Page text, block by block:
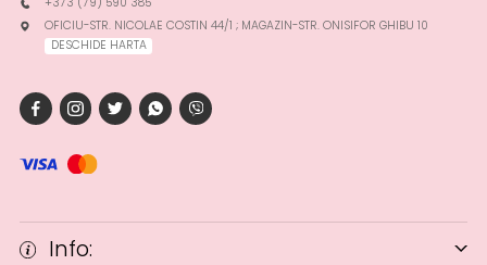
OFICIU-STR. NICOLAE COSTIN 44/1 ; MAGAZIN-STR. ONISIFOR GHIBU 10
DESCHIDE HARTA
Info: